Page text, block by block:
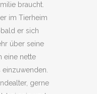
braucht.
im Tierheim
er sich
über seine
eine nette
einzuwenden.
gerne